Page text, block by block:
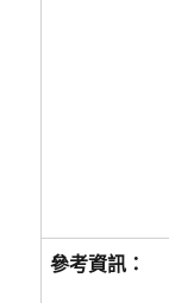
參考資訊：